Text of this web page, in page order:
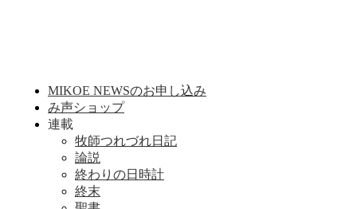
MIKOE NEWSのお申し込み
み声ショップ
連載
牧師つれづれ日記
論説
終わりの日時計
終末